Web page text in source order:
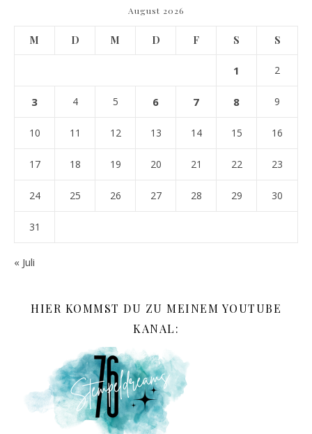
August 2026
M D M D F S S
1 2
3 4 5 6 7 8 9
10 11 12 13 14 15 16
17 18 19 20 21 22 23
24 25 26 27 28 29 30
31
« Juli
HIER KOMMST DU ZU MEINEM YOUTUBE
KANAL: